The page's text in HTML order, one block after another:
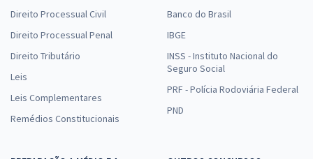
Direito Processual Civil
Direito Processual Penal
Direito Tributário
Leis
Leis Complementares
Remédios Constitucionais
Banco do Brasil
IBGE
INSS - Instituto Nacional do
Seguro Social
PRF - Polícia Rodoviária Federal
PND